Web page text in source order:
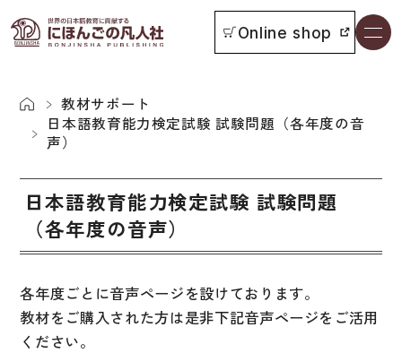
書籍一覧
お知らせ
イベント
付属物の使い方について
Online shop
本をさがす
日本語学習者用教科書
総合教科書
ビジネスパーソン・研修生向け
教材サポート
日本語教育能力検定試験 試験問題（各年度の音
声）
日本語教育能力検定試験 試験問題
（各年度の音声）
各年度ごとに音声ページを設けております。
教材をご購入された方は是非下記音声ページをご活用
ください。